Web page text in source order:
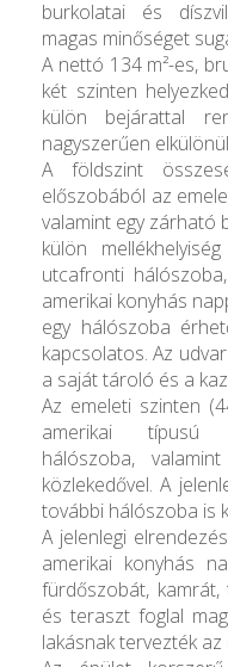
burkolatai és
magas minőséget
A nettó 134 m²-es,
két szinten
külön bejárattal
nagyszerűen
A földszint
előszobából az
valamint egy zárható
külön
utcafronti
amerikai konyhás
egy hálószoba
kapcsolatos. Az
a saját tároló és a
Az emeleti szinten
amerikai típusú
hálószoba,
közlekedővel. A
további hálószoba is
A jelenlegi
amerikai konyhás
fürdőszobát,
és teraszt foglal
lakásnak tervezték az